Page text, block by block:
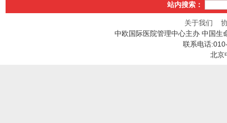
站内搜索：
关于我们
中欧国际医院管理中心主办 中国生
联系电话
北京